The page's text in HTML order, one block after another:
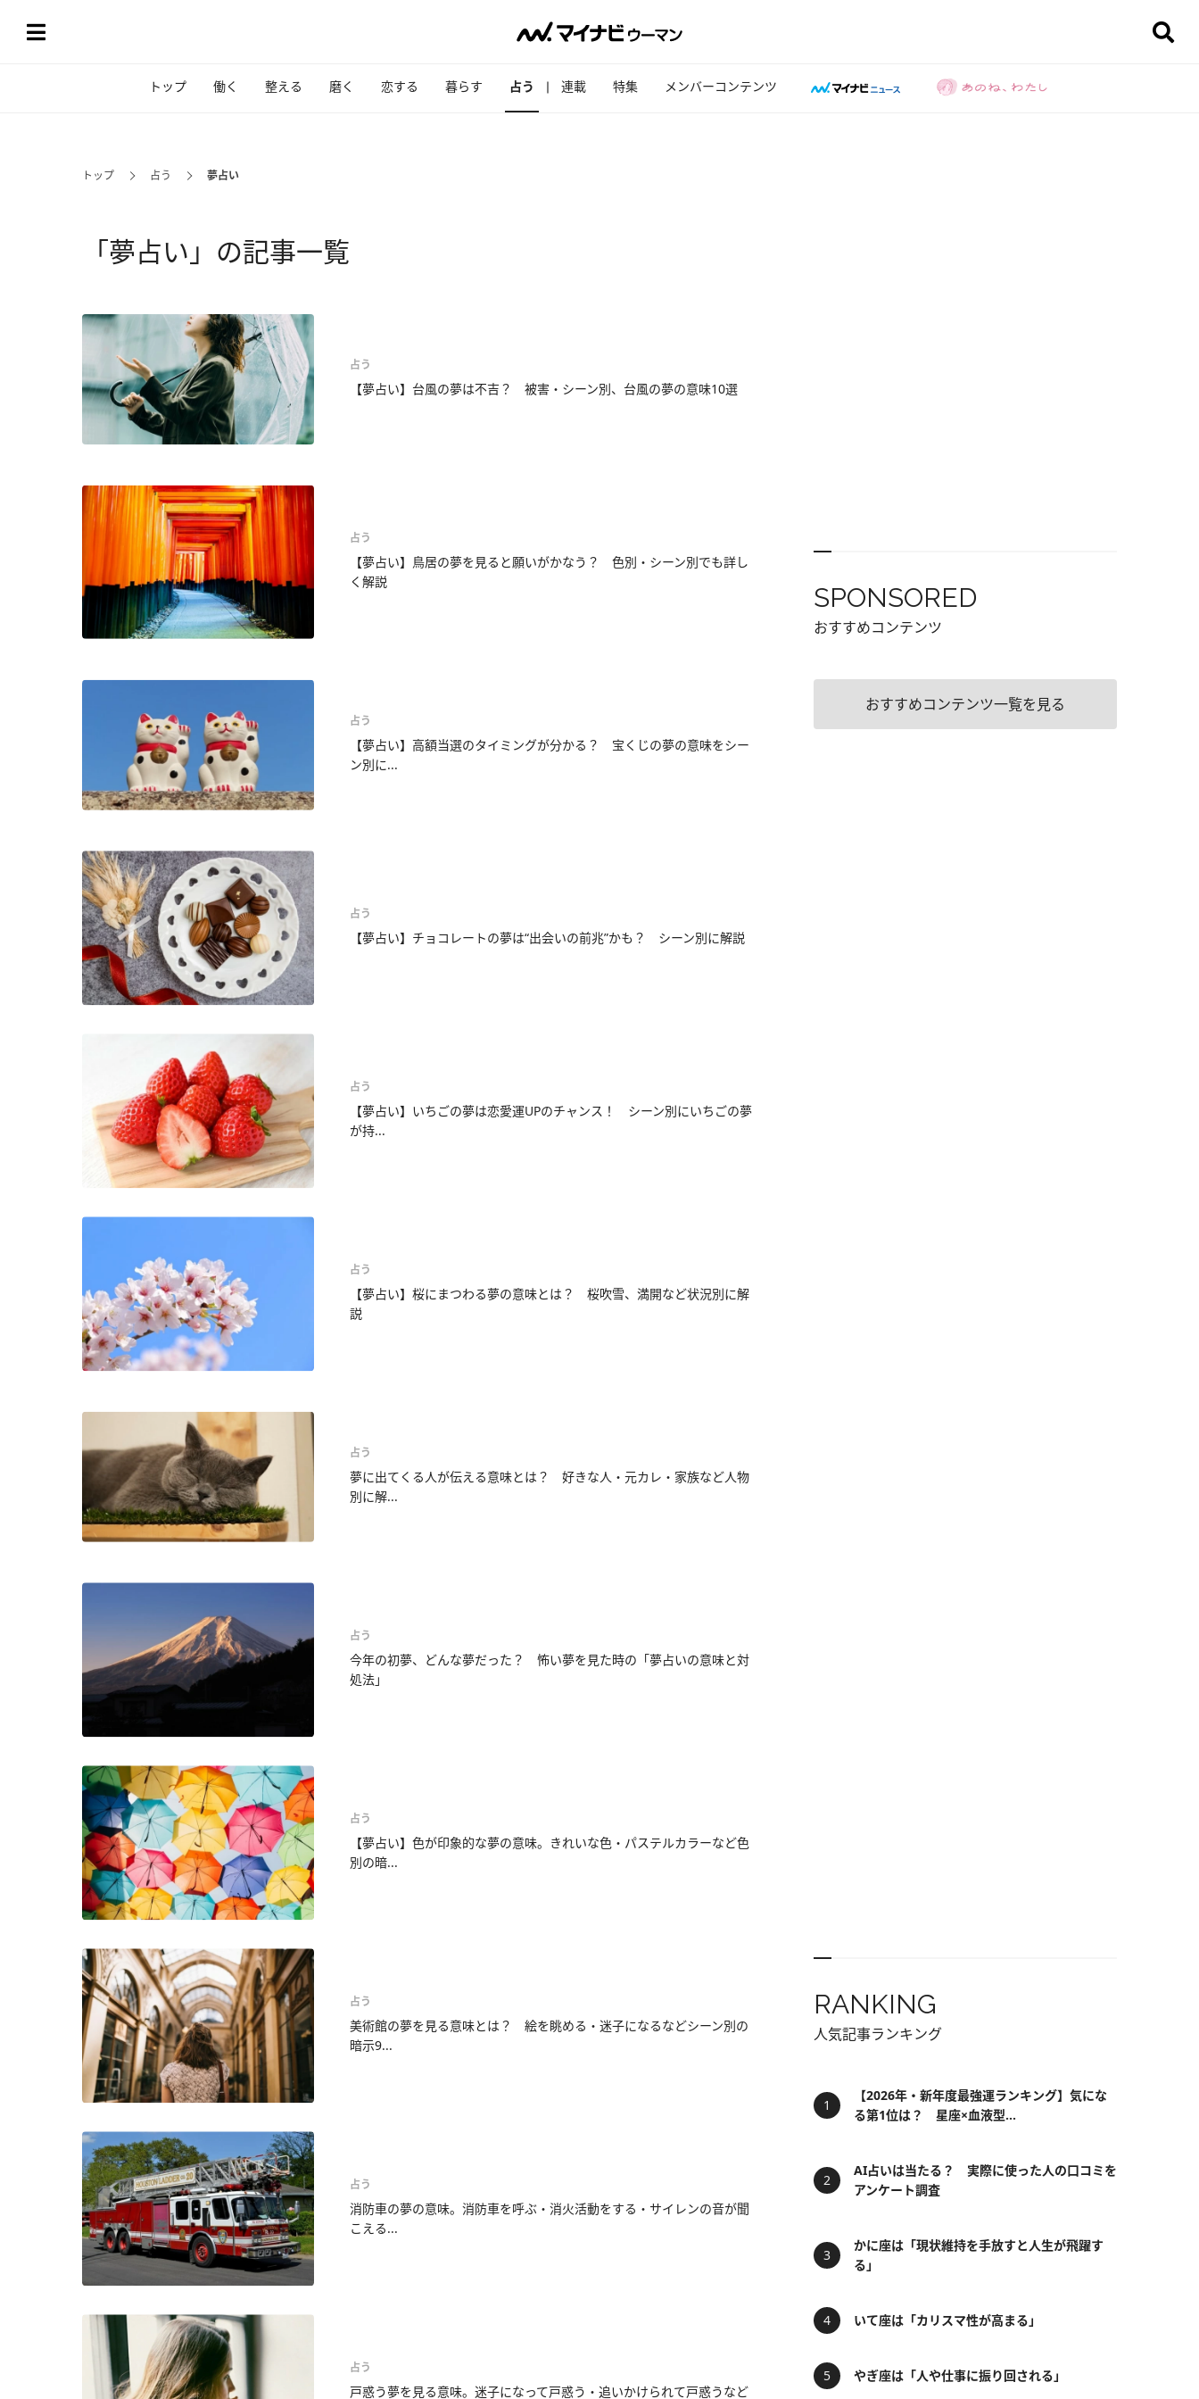
トップ 働く 整える 磨く 恋する 暮らす 占う 連載 特集 メンバーコンテンツ
トップ 占う 夢占い
「夢占い」の記事一覧
占う
【夢占い】台風の夢は不吉？ 被害・シーン別、台風の夢の意味10選
占う
【夢占い】鳥居の夢を見ると願いがかなう？ 色別・シーン別でも詳し
く解説
占う
【夢占い】高額当選のタイミングが分かる？ 宝くじの夢の意味をシー
ン別に...
占う
【夢占い】チョコレートの夢は“出会いの前兆”かも？ シーン別に解説
占う
【夢占い】いちごの夢は恋愛運UPのチャンス！ シーン別にいちごの夢
が持...
占う
【夢占い】桜にまつわる夢の意味とは？ 桜吹雪、満開など状況別に解
説
占う
夢に出てくる人が伝える意味とは？ 好きな人・元カレ・家族など人物
別に解...
占う
今年の初夢、どんな夢だった？ 怖い夢を見た時の「夢占いの意味と対
処法」
占う
【夢占い】色が印象的な夢の意味。きれいな色・パステルカラーなど色
別の暗...
占う
美術館の夢を見る意味とは？ 絵を眺める・迷子になるなどシーン別の
暗示9...
占う
消防車の夢の意味。消防車を呼ぶ・消火活動をする・サイレンの音が聞
こえる...
占う
戸惑う夢を見る意味。迷子になって戸惑う・追いかけられて戸惑うなど
SPONSORED
おすすめコンテンツ
おすすめコンテンツ一覧を見る
RANKING
人気記事ランキング
【2026年・新年度最強運ランキング】気にな
る第1位は？ 星座×血液型...
AI占いは当たる？ 実際に使った人の口コミを
アンケート調査
かに座は「現状維持を手放すと人生が飛躍す
る」
いて座は「カリスマ性が高まる」
やぎ座は「人や仕事に振り回される」